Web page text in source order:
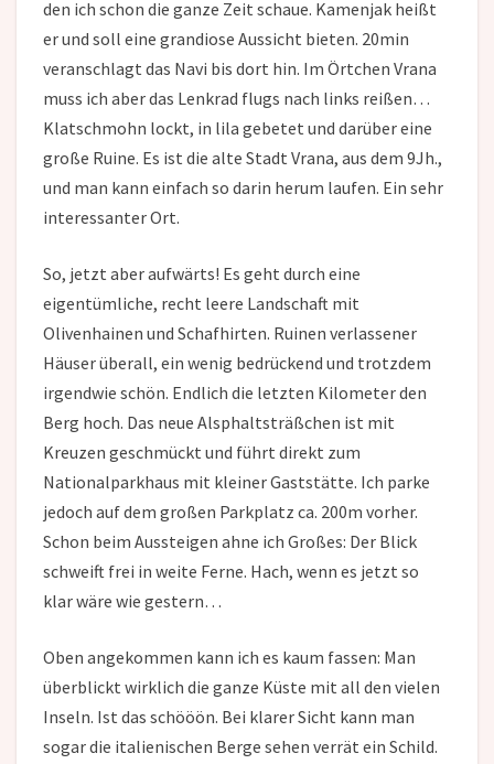
den ich schon die ganze Zeit schaue. Kamenjak heißt
er und soll eine grandiose Aussicht bieten. 20min
veranschlagt das Navi bis dort hin. Im Örtchen Vrana
muss ich aber das Lenkrad flugs nach links reißen…
Klatschmohn lockt, in lila gebetet und darüber eine
große Ruine. Es ist die alte Stadt Vrana, aus dem 9Jh.,
und man kann einfach so darin herum laufen. Ein sehr
interessanter Ort.
So, jetzt aber aufwärts! Es geht durch eine
eigentümliche, recht leere Landschaft mit
Olivenhainen und Schafhirten. Ruinen verlassener
Häuser überall, ein wenig bedrückend und trotzdem
irgendwie schön. Endlich die letzten Kilometer den
Berg hoch. Das neue Alsphaltsträßchen ist mit
Kreuzen geschmückt und führt direkt zum
Nationalparkhaus mit kleiner Gaststätte. Ich parke
jedoch auf dem großen Parkplatz ca. 200m vorher.
Schon beim Aussteigen ahne ich Großes: Der Blick
schweift frei in weite Ferne. Hach, wenn es jetzt so
klar wäre wie gestern…
Oben angekommen kann ich es kaum fassen: Man
überblickt wirklich die ganze Küste mit all den vielen
Inseln. Ist das schööön. Bei klarer Sicht kann man
sogar die italienischen Berge sehen verrät ein Schild.